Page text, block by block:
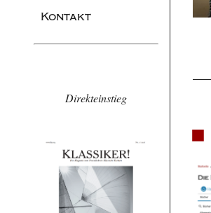
Kontakt
Direkteinstieg